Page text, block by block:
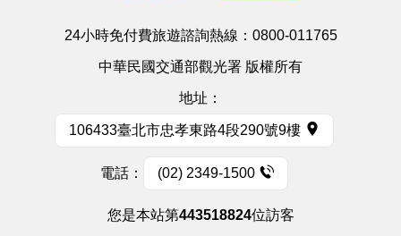
24小時免付費旅遊諮詢熱線： 0800-011765
中華民國交通部觀光署 版權所有
地址：
106433臺北市忠孝東路4段290號9樓
電話： (02) 2349-1500
您是本站第443518824位訪客